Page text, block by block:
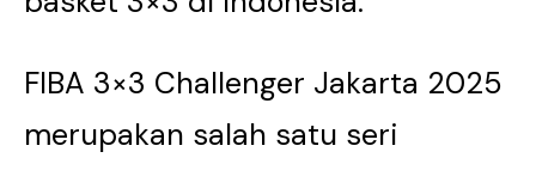
FIBA 3×3 Challenger Jakarta 2025
merupakan salah satu seri